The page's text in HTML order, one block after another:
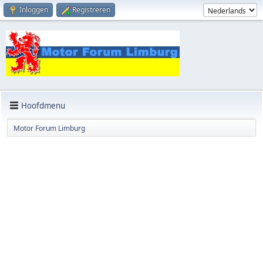
Inloggen Registreren
Hoofdmenu
Motor Forum Limburg